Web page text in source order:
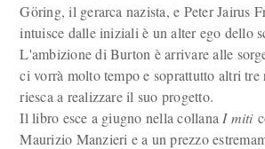
Göring, il gerarca nazista, e Peter Jairus
intuisce dalle iniziali è un alter ego dello
L'ambizione di Burton è arrivare alle
ci vorrà molto tempo e soprattutto altri tre
riesca a realizzare il suo progetto.
Il libro esce a giugno nella collana I miti
Maurizio Manzieri e a un prezzo